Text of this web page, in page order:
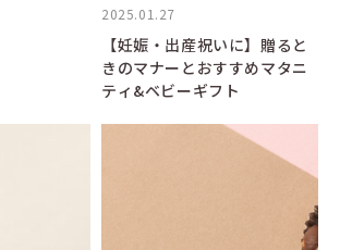
2025.01.27
【妊娠・出産祝いに】贈ると
きのマナーとおすすめマタニ
ティ&ベビーギフト